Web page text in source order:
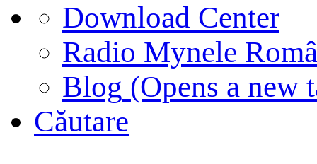
Download Center
Radio Mynele
Blog (Opens a new
Căutare